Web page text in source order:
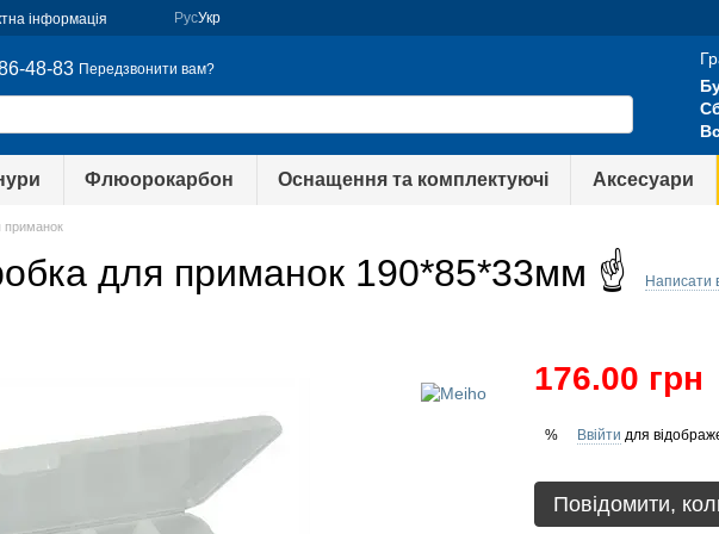
інформація РусУкр
48-83 Передзвонити вам?
Флюорокарбон Оснащення та комплектуючі Аксесуари
приманок
для приманок 190*85*33мм ☝ Написати
176.00 грн
% Ввійти для
Повідомити,